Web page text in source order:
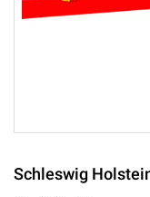
Schleswig